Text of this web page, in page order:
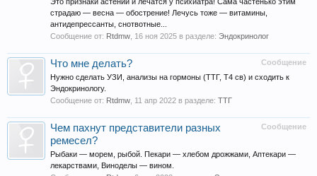
страдаю — весна — обострение! Лечусь тоже — витамины,
антидепрессанты, снотвотные...
Сообщение от: Rtdmw 16 ноя 2025 в разделе: Эндокринолог
Сообщение
Что мне делать?
Нужно сделать УЗИ, анализы на гормоны (ТТГ, Т4 св) и сходить к
Эндокринологу.
Сообщение от: Rtdmw 11 апр 2022 в разделе: ТТГ
Сообщение
Чем пахнут представители разных
ремесел?
Рыбаки — морем, рыбой. Пекари — хлебом дрожжами, Аптекари —
лекарствами, Виноделы — вином.